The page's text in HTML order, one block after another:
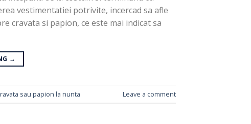
vestimentatiei potrivite, incercad sa afle
cravata si papion, ce este mai indicat sa
→
sau papion la nunta Leave a comment